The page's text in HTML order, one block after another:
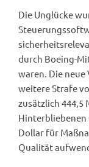
Die Unglücke
durch Boeing-
waren. Die
weitere Strafe
zusätzlich 444,5
Hinterbliebenen
Dollar für
Qualität